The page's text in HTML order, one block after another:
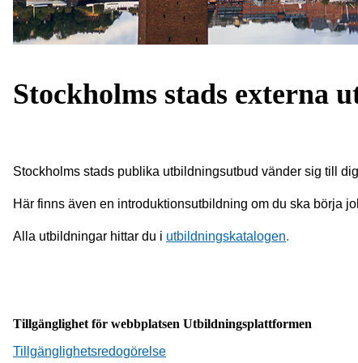
Stockholms stads externa
över
HTML-
Stockholms stads publika utbildningsutbud vänder sig till
Här finns även en introduktionsutbildning om du ska börja
Alla utbildningar hittar du i utbildningskatalogen.
Tillgänglighet för webbplatsen Utbildningsplattformen
Tillgänglighetsredogörelse